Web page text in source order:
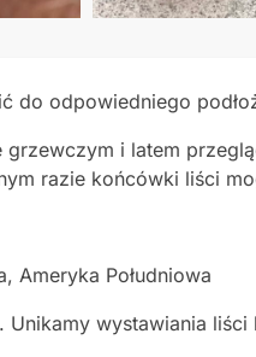
do odpowiedniego
grzewczym i latem
razie końcówki liści
Ameryka Południowa
Unikamy wystawiania